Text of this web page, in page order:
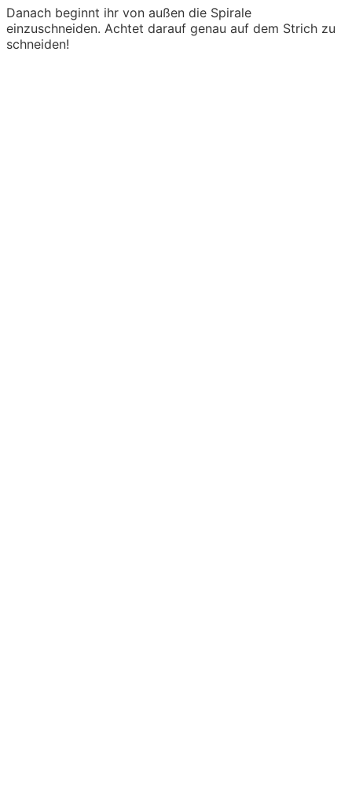
Danach beginnt ihr von außen die Spirale
einzuschneiden. Achtet darauf genau auf dem Strich zu
schneiden!